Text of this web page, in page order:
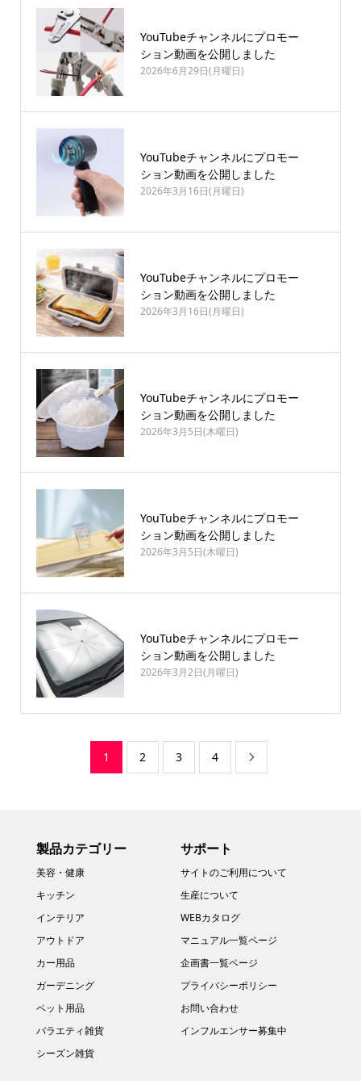
YouTubeチャンネルにプロモー
ション動画を公開しました
2026年6月29日(月曜日)
YouTubeチャンネルにプロモー
ション動画を公開しました
2026年3月16日(月曜日)
YouTubeチャンネルにプロモー
ション動画を公開しました
2026年3月16日(月曜日)
YouTubeチャンネルにプロモー
ション動画を公開しました
2026年3月5日(木曜日)
YouTubeチャンネルにプロモー
ション動画を公開しました
2026年3月5日(木曜日)
YouTubeチャンネルにプロモー
ション動画を公開しました
2026年3月2日(月曜日)
1 2 3 4 
製品カテゴリー
美容・健康
キッチン
インテリア
アウトドア
カー用品
ガーデニング
ペット用品
バラエティ雑貨
シーズン雑貨
サポート
サイトのご利用について
生産について
WEBカタログ
マニュアル一覧ページ
企画書一覧ページ
プライバシーポリシー
お問い合わせ
インフルエンサー募集中